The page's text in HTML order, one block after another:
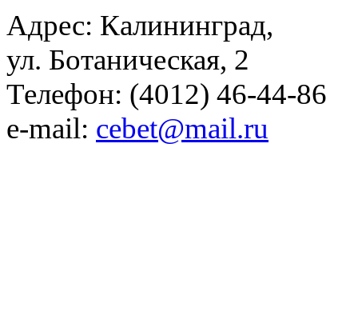
Адрес: Калининград,
ул. Ботаническая, 2
Телефон: (4012) 46-44-86
e-mail: cebet@mail.ru